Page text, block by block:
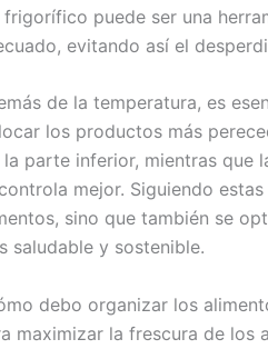
frigorífico puede ser una
evitando así el
de la temperatura, es
los productos más
la parte inferior, mientras que
mejor. Siguiendo
sino que también se
saludable y sostenible.
debo organizar los
maximizar la frescura de los